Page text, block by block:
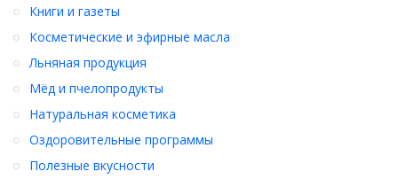
Книги и газеты
Косметические и эфирные масла
Льняная продукция
Мёд и пчелопродукты
Натуральная косметика
Оздоровительные программы
Полезные вкусности